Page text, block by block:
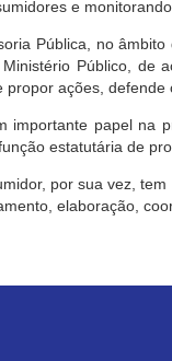
e
Pública, no
Público, de
propor ações,
importante papel na
estatutária de
por sua vez,
elaboração,